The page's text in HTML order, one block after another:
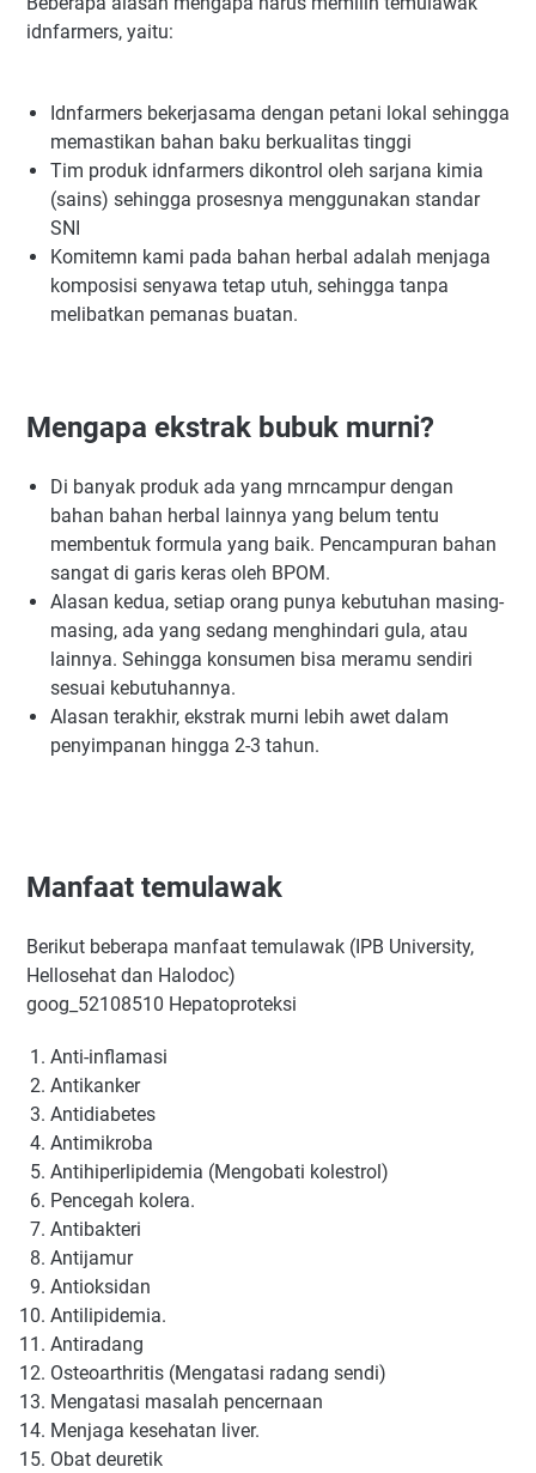
idnfarmers, yaitu:
Idnfarmers bekerjasama dengan petani lokal sehingga
memastikan bahan baku berkualitas tinggi
Tim produk idnfarmers dikontrol oleh sarjana kimia
(sains) sehingga prosesnya menggunakan standar
SNI
Komitemn kami pada bahan herbal adalah menjaga
komposisi senyawa tetap utuh, sehingga tanpa
melibatkan pemanas buatan.
Mengapa ekstrak bubuk murni?
Di banyak produk ada yang mrncampur dengan
bahan bahan herbal lainnya yang belum tentu
membentuk formula yang baik. Pencampuran bahan
sangat di garis keras oleh BPOM.
Alasan kedua, setiap orang punya kebutuhan masing-
masing, ada yang sedang menghindari gula, atau
lainnya. Sehingga konsumen bisa meramu sendiri
sesuai kebutuhannya.
Alasan terakhir, ekstrak murni lebih awet dalam
penyimpanan hingga 2-3 tahun.
Manfaat temulawak
Berikut beberapa manfaat temulawak (IPB University,
Hellosehat dan Halodoc)
goog_52108510 Hepatoproteksi
Anti-inflamasi
Antikanker
Antidiabetes
Antimikroba
Antihiperlipidemia (Mengobati kolestrol)
Pencegah kolera.
Antibakteri
Antijamur
Antioksidan
Antilipidemia.
Antiradang
Osteoarthritis (Mengatasi radang sendi)
Mengatasi masalah pencernaan
Menjaga kesehatan liver.
Obat deuretik